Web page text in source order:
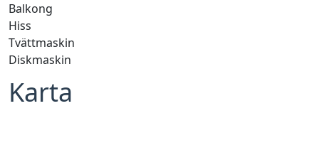
Balkong
Hiss
Tvättmaskin
Diskmaskin
Karta